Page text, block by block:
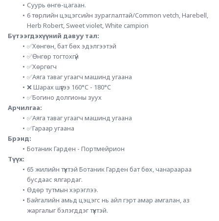
Суурь өнгө-цагаан.
6 төрлийн цэцэгсийн зураглалтай/Common vetch, Harebell,
Herb Robert, Sweet violet, White campion
Бүтээгдэхүүний давуу тал:
✅Хөнгөн, бат бөх эдэлгээтэй
✅Өнгөр тогтохгүй
✅Хөргөгч
✅Аяга таваг угаагч машинд угаана
❌ Шарах шүүгээ 160°C - 180°C
✅Богино долгионы зуух
Арчилгаа:
✅Аяга таваг угаагч машинд угаана
✅Гараар угаана
Брэнд:
Ботаник Гарден - Портмейрион
Түүх:
65 жилийн түүхтэй Ботаник Гарден бат бөх, чанараараа
бусдаас ялгардаг.
Өдөр тутмын хэрэглээ.
Байгалийн амьд цэцэгс нь айл гэрт амар амгалан, аз
жаргалыг бэлэгддэг түүхтэй.